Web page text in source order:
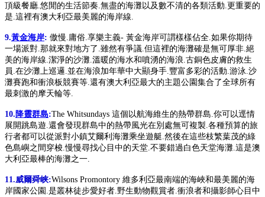
頂級餐廳.悠閒的生活節奏.無盡的海灘以及數不清的各類活動.更重要的
是.這裡有澳大利亞最美麗的海岸線.
9.黃金海岸: 傲慢.庸俗.享樂主義- 黃金海岸可謂樣樣佔全.如果你期待
一場派對.那就來對地方了.雖然有爭議.但這裡的海灘確是無可厚非.絕
美的海岸線.潔淨的沙灘.溫暖的海水和噴湧的海浪.古銅色皮膚的救生
員.在沙灘上巡邏.並在海浪加年華中大顯身手.豐富多彩的活動.游泳.沙
灘賽跑和衝浪板競賽等.還有澳大利亞最大的主題公園集合了全球所有
最刺激的摩天輪等.
10. 降靈群島:The Whitsundays 這個以航海維生的熱帶群島.你可以逕情
展開跳島遊.還會發現群島中的熱帶風光在別處無可複製.各種預算的旅
行者都可以從派對小鎮艾爾利海灘乘坐遊艇.然後在這些枝繁葉茂的綠
色島嶼之間穿梭.慢慢尋找心目中的天堂.不要錯過白色天堂海灘.這是澳
大利亞最棒的海灘之一.
11.威爾舜峡:Wilsons Promontory 維多利亞最南端的海峽和最美麗的海
岸國家公園.是叢林徒步愛好者.野生動物觀賞者.衝浪者和攝影師心目中